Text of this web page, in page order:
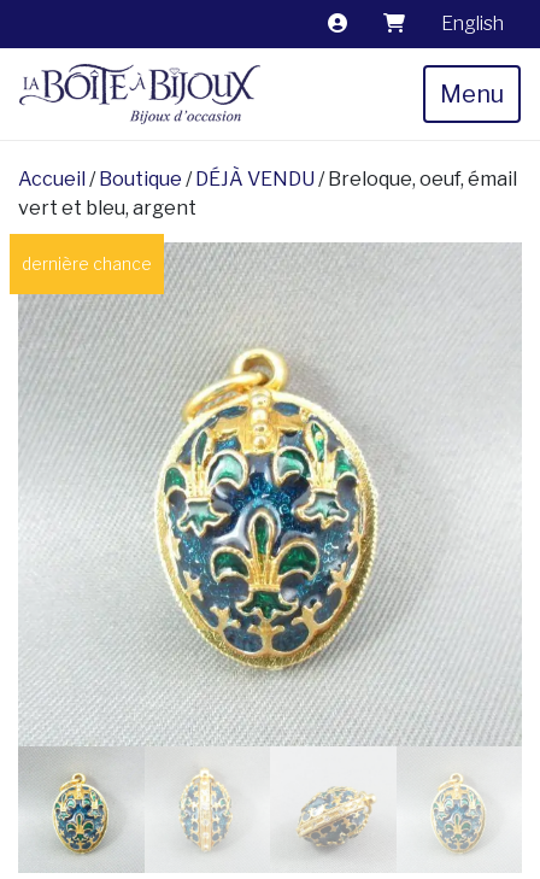
English
Menu
Accueil /Boutique /DÉJÀ VENDU / Breloque, oeuf, émail
vert et bleu, argent
dernière chance